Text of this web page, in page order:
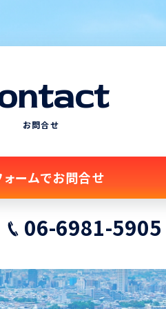
お問合せ
ォームでお問合せ
06-6981-5905